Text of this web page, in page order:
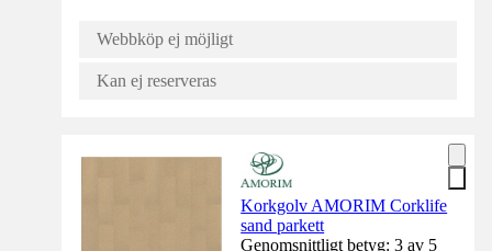
Webbköp ej möjligt
Kan ej reserveras
Korkgolv AMORIM Corklife
sand parkett
Genomsnittligt betyg: 3 av 5